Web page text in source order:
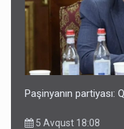
Paşinyanın partiyası:
5 Avqust 18:08